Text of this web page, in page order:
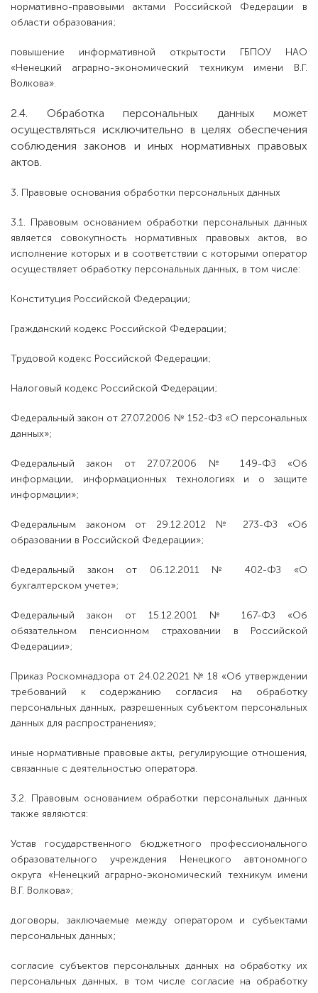
нормативно-правовыми актами Российской Федерации в
области образования;
повышение информативной открытости ГБПОУ НАО
«Ненецкий аграрно-экономический техникум имени В.Г.
Волкова».
2.4. Обработка персональных данных может
осуществляться исключительно в целях обеспечения
соблюдения законов и иных нормативных правовых
актов.
3. Правовые основания обработки персональных данных
3.1. Правовым основанием обработки персональных данных
является совокупность нормативных правовых актов, во
исполнение которых и в соответствии с которыми оператор
осуществляет обработку персональных данных, в том числе:
Конституция Российской Федерации;
Гражданский кодекс Российской Федерации;
Трудовой кодекс Российской Федерации;
Налоговый кодекс Российской Федерации;
Федеральный закон от 27.07.2006 № 152-ФЗ «О персональных
данных»;
Федеральный закон от 27.07.2006 № 149-ФЗ «Об
информации, информационных технологиях и о защите
информации»;
Федеральным законом от 29.12.2012 № 273-ФЗ «Об
образовании в Российской Федерации»;
Федеральный закон от 06.12.2011 № 402-ФЗ «О
бухгалтерском учете»;
Федеральный закон от 15.12.2001 № 167-ФЗ «Об
обязательном пенсионном страховании в Российской
Федерации»;
Приказ Роскомнадзора от 24.02.2021 № 18 «Об утверждении
требований к содержанию согласия на обработку
персональных данных, разрешенных субъектом персональных
данных для распространения»;
иные нормативные правовые акты, регулирующие отношения,
связанные с деятельностью оператора.
3.2. Правовым основанием обработки персональных данных
также являются:
Устав государственного бюджетного профессионального
образовательного учреждения Ненецкого автономного
округа «Ненецкий аграрно-экономический техникум имени
В.Г. Волкова»;
договоры, заключаемые между оператором и субъектами
персональных данных;
согласие субъектов персональных данных на обработку их
персональных данных, в том числе согласие на обработку